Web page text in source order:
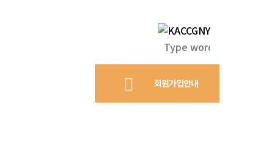
회원가입안내